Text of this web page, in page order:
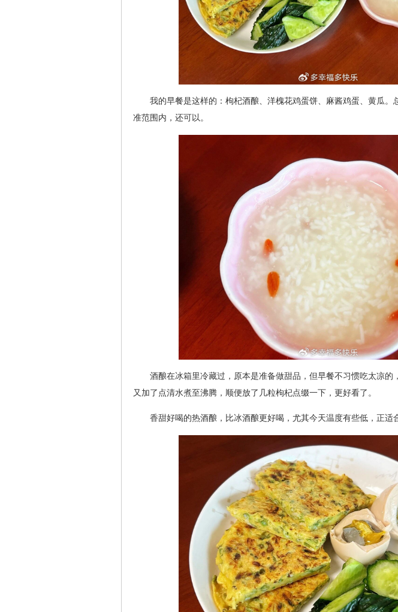
我的早餐是这样的：枸杞酒酿、洋槐花鸡蛋饼、麻酱鸡蛋、黄瓜。
准范围内，还可以。
酒酿在冰箱里冷藏过，原本是准备做甜品，但早餐不习惯吃太凉的
又加了点清水煮至沸腾，顺便放了几粒枸杞点缀一下，更好看了。
香甜好喝的热酒酿，比冰酒酿更好喝，尤其今天温度有些低，正适